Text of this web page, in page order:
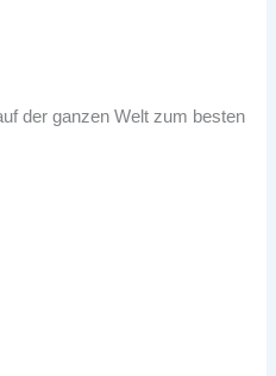
der ganzen Welt zum besten